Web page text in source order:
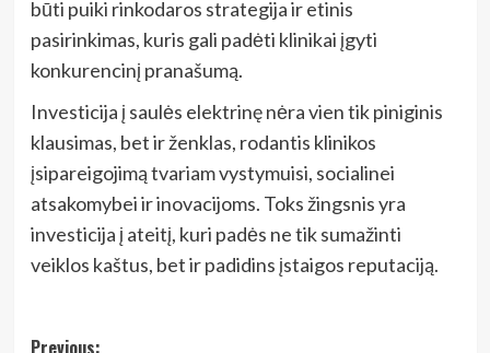
būti puiki rinkodaros strategija ir etinis
pasirinkimas, kuris gali padėti klinikai įgyti
konkurencinį pranašumą.
Investicija į saulės elektrinę nėra vien tik piniginis
klausimas, bet ir ženklas, rodantis klinikos
įsipareigojimą tvariam vystymuisi, socialinei
atsakomybei ir inovacijoms. Toks žingsnis yra
investicija į ateitį, kuri padės ne tik sumažinti
veiklos kaštus, bet ir padidins įstaigos reputaciją.
Previous: